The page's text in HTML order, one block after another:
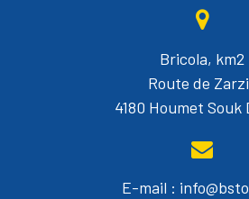
Bricola, km2
Route de
4180 Houmet Souk
E-mail :